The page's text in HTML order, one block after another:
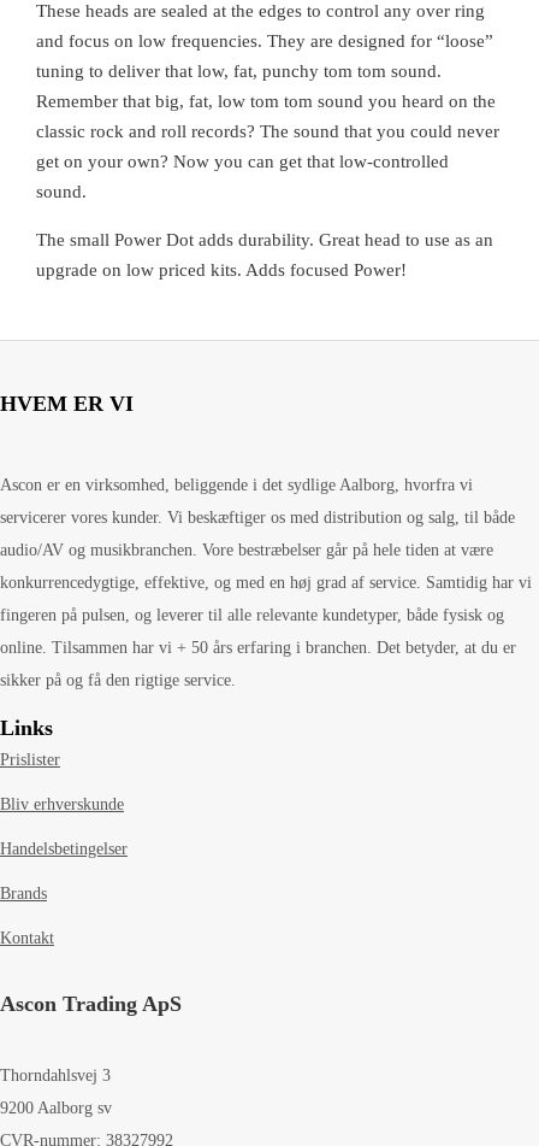
These heads are sealed at the edges to control any over ring
and focus on low frequencies. They are designed for “loose”
tuning to deliver that low, fat, punchy tom tom sound.
Remember that big, fat, low tom tom sound you heard on the
classic rock and roll records? The sound that you could never
get on your own? Now you can get that low-controlled
sound.
The small Power Dot adds durability. Great head to use as an
upgrade on low priced kits. Adds focused Power!
HVEM ER VI
Ascon er en virksomhed, beliggende i det sydlige Aalborg, hvorfra vi
servicerer vores kunder. Vi beskæftiger os med distribution og salg, til både
audio/AV og musikbranchen. Vore bestræbelser går på hele tiden at være
konkurrencedygtige, effektive, og med en høj grad af service. Samtidig har vi
fingeren på pulsen, og leverer til alle relevante kundetyper, både fysisk og
online. Tilsammen har vi + 50 års erfaring i branchen. Det betyder, at du er
sikker på og få den rigtige service.
Links
Prislister
Bliv erhverskunde
Handelsbetingelser
Brands
Kontakt
Ascon Trading ApS
Thorndahlsvej 3
9200 Aalborg sv
CVR-nummer: 38327992